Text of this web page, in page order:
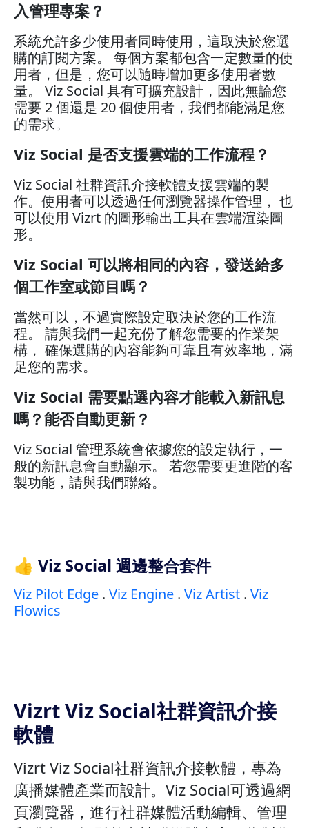
入管理專案？
系統允許多少使用者同時使用，這取決於您選
購的訂閱方案。 每個方案都包含一定數量的使
用者，但是，您可以隨時增加更多使用者數
量。 Viz Social 具有可擴充設計，因此無論您
需要 2 個還是 20 個使用者，我們都能滿足您
的需求。
Viz Social 是否支援雲端的工作流程？
Viz Social 社群資訊介接軟體支援雲端的製
作。使用者可以透過任何瀏覽器操作管理， 也
可以使用 Vizrt 的圖形輸出工具在雲端渲染圖
形。
Viz Social 可以將相同的內容，發送給多
個工作室或節目嗎？
當然可以，不過實際設定取決於您的工作流
程。 請與我們一起充份了解您需要的作業架
構， 確保選購的內容能夠可靠且有效率地，滿
足您的需求。
Viz Social 需要點選內容才能載入新訊息
嗎？能否自動更新？
Viz Social 管理系統會依據您的設定執行，一
般的新訊息會自動顯示。 若您需要更進階的客
製功能，請與我們聯絡。
👍 Viz Social 週邊整合套件
Viz Pilot Edge . Viz Engine . Viz Artist . Viz
Flowics
Vizrt Viz Social社群資訊介接
軟體
Vizrt Viz Social社群資訊介接軟體，專為
廣播媒體產業而設計。Viz Social可透過網
頁瀏覽器，進行社群媒體活動編輯、管理